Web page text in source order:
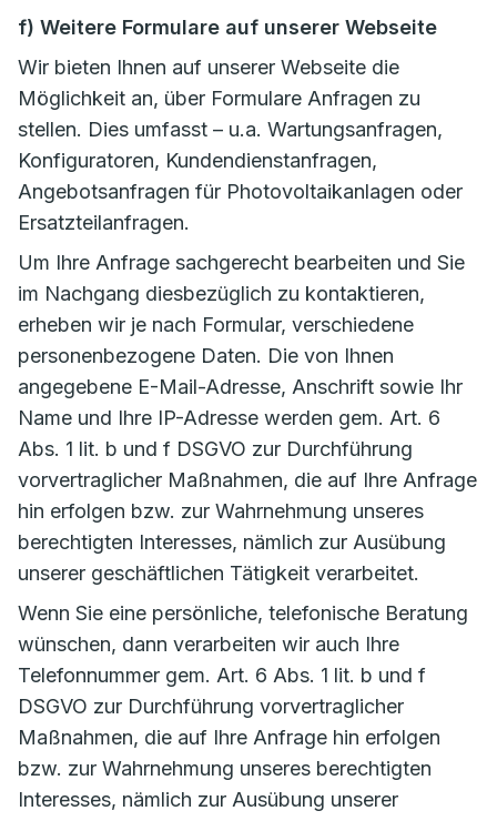
f) Weitere Formulare auf unserer Webseite
Wir bieten Ihnen auf unserer Webseite die
Möglichkeit an, über Formulare Anfragen zu
stellen. Dies umfasst – u.a. Wartungsanfragen,
Konfiguratoren, Kundendienstanfragen,
Angebotsanfragen für Photovoltaikanlagen oder
Ersatzteilanfragen.
Um Ihre Anfrage sachgerecht bearbeiten und Sie
im Nachgang diesbezüglich zu kontaktieren,
erheben wir je nach Formular, verschiedene
personenbezogene Daten. Die von Ihnen
angegebene E-Mail-Adresse, Anschrift sowie Ihr
Name und Ihre IP-Adresse werden gem. Art. 6
Abs. 1 lit. b und f DSGVO zur Durchführung
vorvertraglicher Maßnahmen, die auf Ihre Anfrage
hin erfolgen bzw. zur Wahrnehmung unseres
berechtigten Interesses, nämlich zur Ausübung
unserer geschäftlichen Tätigkeit verarbeitet.
Wenn Sie eine persönliche, telefonische Beratung
wünschen, dann verarbeiten wir auch Ihre
Telefonnummer gem. Art. 6 Abs. 1 lit. b und f
DSGVO zur Durchführung vorvertraglicher
Maßnahmen, die auf Ihre Anfrage hin erfolgen
bzw. zur Wahrnehmung unseres berechtigten
Interesses, nämlich zur Ausübung unserer